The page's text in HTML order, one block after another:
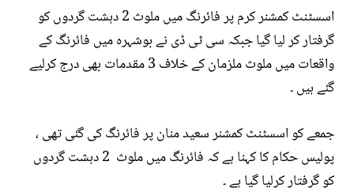
اسسٹنٹ کمشنر کرم پر فائرنگ میں ملوث 2 دہشت گردوں کو
گرفتار کر لیا گیا جبکہ سی ٹی ڈی نے بوشہرہ میں فائرنگ کے
واقعات میں ملوث ملزمان کے خلاف 3 مقدمات بھی درج کرلیے
گئے ہیں ۔
جمعے کو اسسٹنٹ کمشنر سعید منان پر فائرنگ کی گئی تھی ،
پولیس حکام کا کہنا ہے کہ فائرنگ میں ملوث 2 دہشت گردوں
کو گرفتار کرلیا گیا ہے ۔